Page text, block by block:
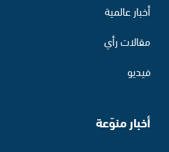
أخبار عالمية
مقالات رأي
فيديو
أخبار منوّعة